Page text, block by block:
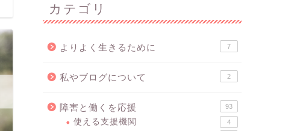
カテゴリ
よりよく生きるために 7
私やブログについて 2
障害と働くを応援 93
使える支援機関 4